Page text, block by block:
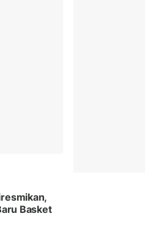
Basket